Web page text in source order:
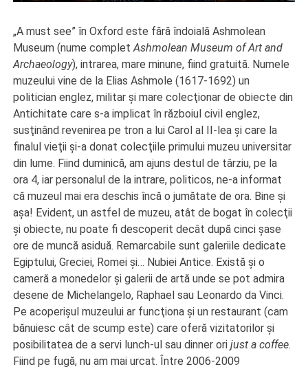
„A must see” în Oxford este fără îndoială Ashmolean
Museum (nume completAshmolean Museum of Art and
Archaeology), intrarea, mare minune, fiind gratuită. Numele
muzeului vine de la Elias Ashmole (1617-1692) un
politician englez, militar şi mare colecţionar de obiecte din
Antichitate care s-a implicat în războiul civil englez,
susţinând revenirea pe tron a lui Carol al II-lea şi care la
finalul vieţii şi-a donat colecţiile primului muzeu universitar
din lume. Fiind duminică, am ajuns destul de târziu, pe la
ora 4, iar personalul de la intrare, politicos, ne-a informat
că muzeul mai era deschis încă o jumătate de ora. Bine şi
aşa! Evident, un astfel de muzeu, atât de bogat în colecţii
şi obiecte, nu poate fi descoperit decât după cinci şase
ore de muncă asiduă. Remarcabile sunt galeriile dedicate
Egiptului, Greciei, Romei şi… Nubiei Antice. Există şi o
cameră a monedelor şi galerii de artă unde se pot admira
desene de Michelangelo, Raphael sau Leonardo da Vinci.
Pe acoperişul muzeului ar funcţiona şi un restaurant (cam
bănuiesc cât de scump este) care oferă vizitatorilor şi
posibilitatea de a servi lunch-ul sau dinner orijust a coffee.
Fiind pe fugă, nu am mai urcat. Între 2006-2009